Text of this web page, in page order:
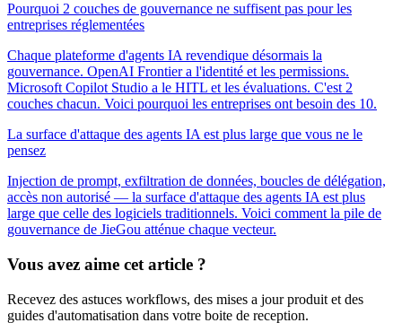
Pourquoi 2 couches de gouvernance ne suffisent pas pour les
entreprises réglementées
Chaque plateforme d'agents IA revendique désormais la
gouvernance. OpenAI Frontier a l'identité et les permissions.
Microsoft Copilot Studio a le HITL et les évaluations. C'est 2
couches chacun. Voici pourquoi les entreprises ont besoin des 10.
La surface d'attaque des agents IA est plus large que vous ne le
pensez
Injection de prompt, exfiltration de données, boucles de délégation,
accès non autorisé — la surface d'attaque des agents IA est plus
large que celle des logiciels traditionnels. Voici comment la pile de
gouvernance de JieGou atténue chaque vecteur.
Vous avez aime cet article ?
Recevez des astuces workflows, des mises a jour produit et des
guides d'automatisation dans votre boite de reception.